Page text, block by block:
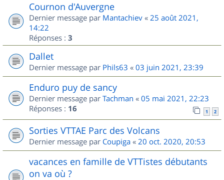
Cournon d'Auvergne
Dernier message par Mantachiev « 25 août 2021,
14:22
Réponses : 3
Dallet
Dernier message par Phils63 « 03 juin 2021, 23:39
Enduro puy de sancy
Dernier message par Tachman « 05 mai 2021, 22:23
Réponses : 16 1 2
Sorties VTTAE Parc des Volcans
Dernier message par Coupiga « 20 oct. 2020, 20:53
vacances en famille de VTTistes débutants
on va où ?